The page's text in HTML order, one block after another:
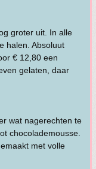
groter uit. In alle
halen. Absoluut
€ 12,80 een
gelaten, daar
wat nagerechten te
chocolademousse.
met volle